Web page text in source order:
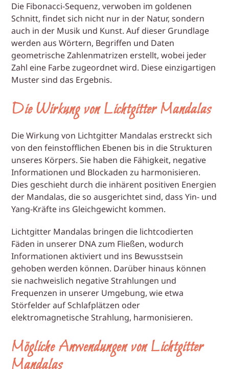
Die Fibonacci-Sequenz, verwoben im goldenen
Schnitt, findet sich nicht nur in der Natur, sondern
auch in der Musik und Kunst. Auf dieser Grundlage
werden aus Wörtern, Begriffen und Daten
geometrische Zahlenmatrizen erstellt, wobei jeder
Zahl eine Farbe zugeordnet wird. Diese einzigartigen
Muster sind das Ergebnis.
Die Wirkung von Lichtgitter Mandalas
Die Wirkung von Lichtgitter Mandalas erstreckt sich
von den feinstofflichen Ebenen bis in die Strukturen
unseres Körpers. Sie haben die Fähigkeit, negative
Informationen und Blockaden zu harmonisieren.
Dies geschieht durch die inhärent positiven Energien
der Mandalas, die so ausgerichtet sind, dass Yin- und
Yang-Kräfte ins Gleichgewicht kommen.
Lichtgitter Mandalas bringen die lichtcodierten
Fäden in unserer DNA zum Fließen, wodurch
Informationen aktiviert und ins Bewusstsein
gehoben werden können. Darüber hinaus können
sie nachweislich negative Strahlungen und
Frequenzen in unserer Umgebung, wie etwa
Störfelder auf Schlafplätzen oder
elektromagnetische Strahlung, harmonisieren.
Mögliche Anwendungen von Lichtgitter